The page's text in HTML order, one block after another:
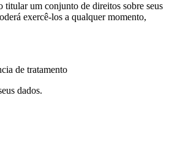
titular um conjunto de direitos sobre seus
exercê-los a qualquer momento,
de tratamento
dados.